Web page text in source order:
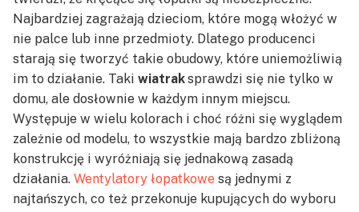
Najbardziej zagrażają dzieciom, które mogą włożyć w
nie palce lub inne przedmioty. Dlatego producenci
starają się tworzyć takie obudowy, które uniemożliwią
im to działanie. Taki wiatraksprawdzi się nie tylko w
domu, ale dosłownie w każdym innym miejscu.
Występuje w wielu kolorach i choć różni się wyglądem
zależnie od modelu, to wszystkie mają bardzo zbliżoną
konstrukcję i wyróżniają się jednakową zasadą
działania. Wentylatory łopatkowe są jednymi z
najtańszych, co też przekonuje kupujących do wyboru